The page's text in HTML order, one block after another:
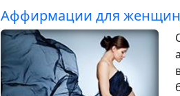
Аффирмации для